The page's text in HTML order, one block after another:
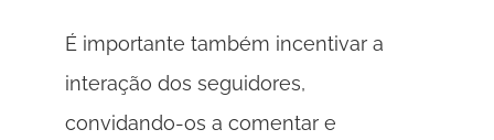
É importante também incentivar a
interação dos seguidores,
convidando-os a comentar e